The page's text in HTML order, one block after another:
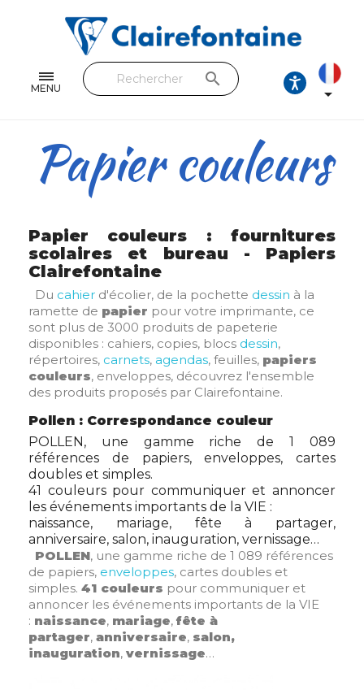
MENU
Feuilles & Copies
Beaux-arts & Dessin
Loisirs créatifs
Papiers cadeaux et emballages
Cuir & trousses
RETROUVEZ NOS COLLECTIONS
Toutes les collections
search

Papier couleurs
Papier couleurs : fournitures
scolaires et bureau - Papiers
Clairefontaine
Du cahier d'écolier, de la pochette dessin à la
ramette de papier pour votre imprimante, ce
sont plus de 3000 produits de papeterie
disponibles : cahiers, copies, blocs dessin,
répertoires, carnets, agendas, feuilles, papiers
couleurs, enveloppes, découvrez l'ensemble
des produits proposés par Clairefontaine.
Pollen : Correspondance couleur
POLLEN, une gamme riche de 1 089
références de papiers, enveloppes, cartes
doubles et simples.
41 couleurs pour communiquer et annoncer
les événements importants de la VIE :
naissance, mariage, fête à partager,
anniversaire, salon, inauguration, vernissage…
POLLEN, une gamme riche de 1 089 références
de papiers, enveloppes, cartes doubles et
simples. 41 couleurs pour communiquer et
annoncer les événements importants de la VIE
: naissance, mariage, fête à
partager, anniversaire, salon,
inauguration, vernissage…